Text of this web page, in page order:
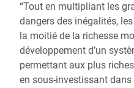
“Tout en multipliant les
dangers des inégalités,
la moitié de la richesse
développement d’un
permettant aux plus
en sous-investissant